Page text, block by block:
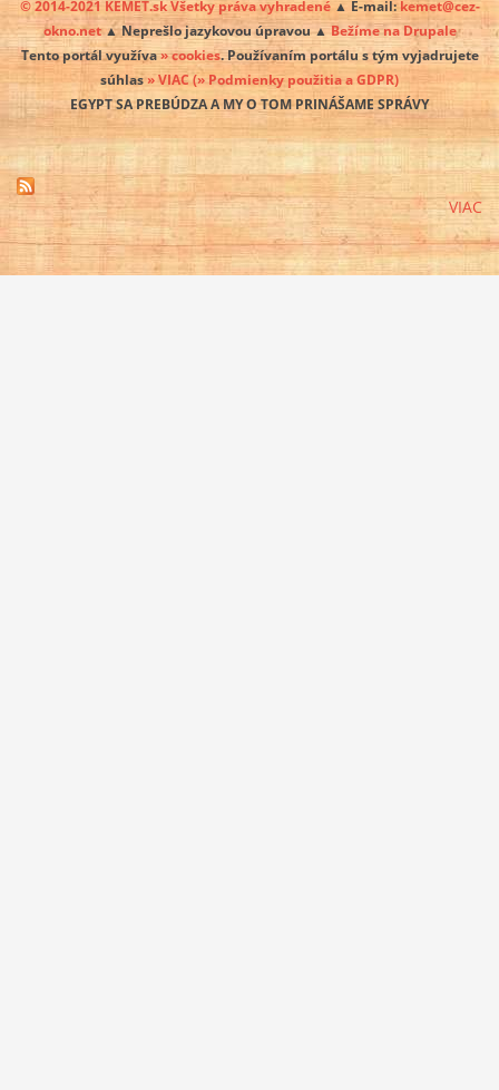
© 2014-2021 KEMET.sk Všetky práva vyhradené▲ E-mail: kemet@cez-
okno.net▲ Neprešlo jazykovou úpravou ▲ Bežíme na Drupale
Tento portál využíva» cookies. Používaním portálu s tým vyjadrujete
súhlas» VIAC(» Podmienky použitia a GDPR)
EGYPT SA PREBÚDZA A MY O TOM PRINÁŠAME SPRÁVY
VIAC